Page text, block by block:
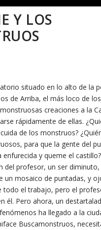
Y LOS
situado en lo alto de la
de Arriba, el más loco de
creaciones a la
rápidamente de ellas.
de los monstruos?
para que la gente del
y queme el
del profesor, un ser diminuto,
un mosaico de puntadas, y
todo el trabajo, pero el
él. Pero ahora, un
ha llegado a la
Buscamonstruos,